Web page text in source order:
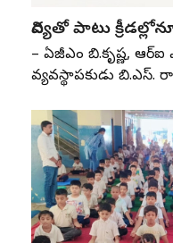
విద్యతో పాటు
– ఏజీఎం బి.కృష్ణ,
వ్యవస్థాపకుడు